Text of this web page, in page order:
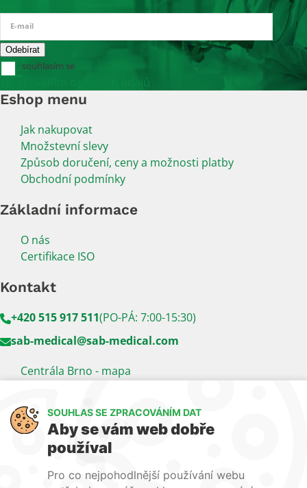
E-mail
souhlasím se
zpracováním osobních údajů
Eshop menu
Jak nakupovat
Množstevní slevy
Způsob doručení, ceny a možnosti platby
Obchodní podmínky
Základní informace
O nás
Certifikace ISO
Kontakt
+420 515 917 511(PO-PÁ: 7:00-15:30)
sab-medical@sab-medical.com
Centrála Brno - mapa
Sledujte nás
LinkedIn Facebook
SOUHLAS SE ZPRACOVÁNÍM DAT
Aby se vám web dobře
používal
Pro co nejpohodlnější používání webu